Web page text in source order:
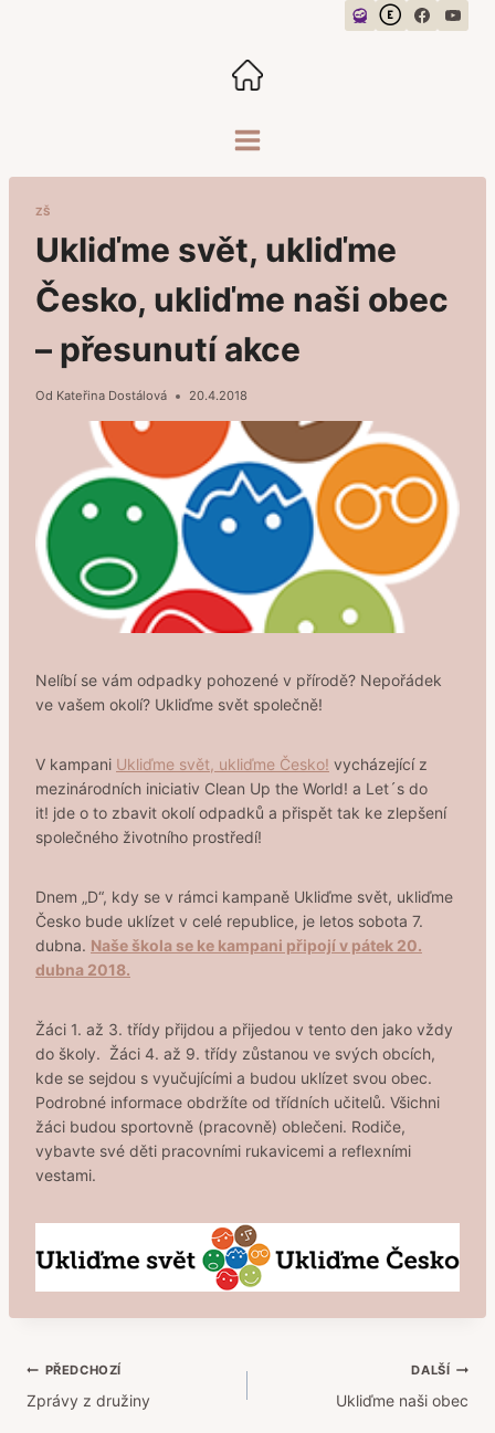
ZŠ
Ukliďme svět, ukliďme
Česko, ukliďme naši obec
– přesunutí akce
Od Kateřina Dostálová 20.4.2018
Nelíbí se vám odpadky pohozené v přírodě? Nepořádek
ve vašem okolí? Ukliďme svět společně!
V kampani Ukliďme svět, ukliďme Česko! vycházející z
mezinárodních iniciativ Clean Up the World! a Let´s do
it! jde o to zbavit okolí odpadků a přispět tak ke zlepšení
společného životního prostředí!
Dnem „D“, kdy se v rámci kampaně Ukliďme svět, ukliďme
Česko bude uklízet v celé republice, je letos sobota 7.
dubna. Naše škola se ke kampani připojí v pátek 20.
dubna 2018.
Žáci 1. až 3. třídy přijdou a přijedou v tento den jako vždy
do školy. Žáci 4. až 9. třídy zůstanou ve svých obcích,
kde se sejdou s vyučujícími a budou uklízet svou obec.
Podrobné informace obdržíte od třídních učitelů. Všichni
žáci budou sportovně (pracovně) oblečeni. Rodiče,
vybavte své děti pracovními rukavicemi a reflexními
vestami.
Navigace
pro
PŘEDCHOZÍ
Zprávy z družiny
DALŠÍ
Ukliďme naši obec